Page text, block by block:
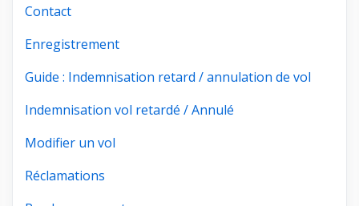
Contact
Enregistrement
Guide : Indemnisation retard / annulation de vol
Indemnisation vol retardé / Annulé
Modifier un vol
Réclamations